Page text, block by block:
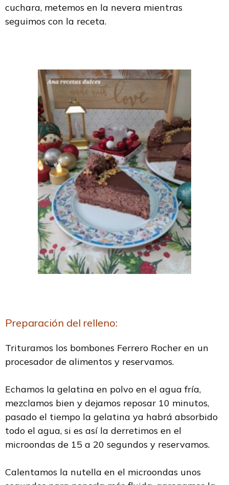
cuchara, metemos en la nevera mientras
seguimos con la receta.
Preparación del relleno:
Trituramos los bombones Ferrero Rocher en un
procesador de alimentos y reservamos.
Echamos la gelatina en polvo en el agua fría,
mezclamos bien y dejamos reposar 10 minutos,
pasado el tiempo la gelatina ya habrá absorbido
todo el agua, si es así la derretimos en el
microondas de 15 a 20 segundos y reservamos.
Calentamos la nutella en el microondas unos